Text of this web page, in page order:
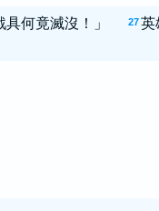
何竟滅沒！」 27 英